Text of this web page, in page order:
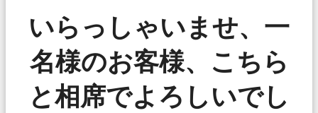
いらっしゃいませ、一
名様のお客様、こちら
と相席でよろしいでし